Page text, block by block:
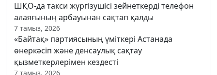
ШҚО-да такси жүргізушісі зейнеткерді телефон
алаяғының арбауынан сақтап қалды
7 тамыз, 2026
«Байтақ» партиясының үміткері Астанада
өнеркәсіп және денсаулық сақтау
қызметкерлерімен кездесті
7 тамыз, 2026